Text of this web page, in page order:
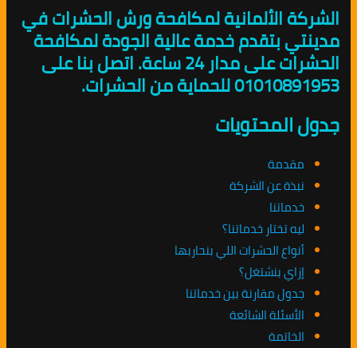
الشركة الألمانية لمكافحة ورش الحشرات في
مدينتي بتقدم خدمة عالية الجودة لمكافحة
الحشرات على مدار 24 ساعة. اتصل بنا على
01010891953 للحماية من الحشرات.
جدول المحتويات
مقدمة
نبذة عن الشركة
خدماتنا
ليه تختار خدماتنا؟
أنواع الحشرات اللي بنحاربها
إزاي بنشتغل؟
جدول مقارنة بين خدماتنا
الأسئلة الشائعة
الخاتمة